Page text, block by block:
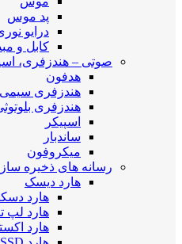
پد موس
درایو
کابل و
صوتی – هندزفری،
هدفون
هندزفری سیمی
هندزفری
اسپیکر
ساندبار
میکروفون
رسانه های ذخیره
هارد دیسک
هارد
هارد لپ
هارد